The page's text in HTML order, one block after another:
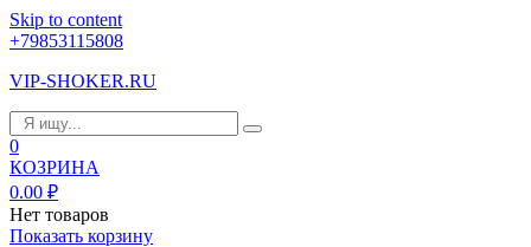
Skip to content
+79853115808
VIP-SHOKER.RU
0
КОЗРИНА
0.00 ₽
Нет товаров
Показать корзину